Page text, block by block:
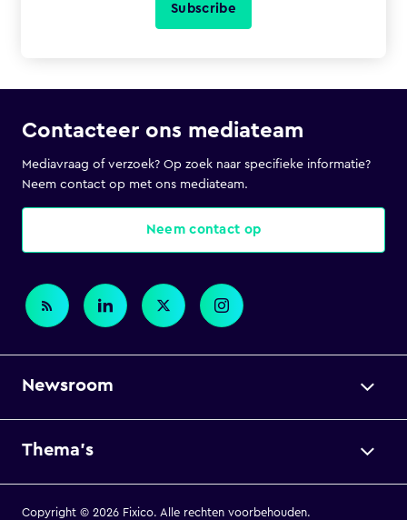
Subscribe
Contacteer ons mediateam
Mediavraag of verzoek? Op zoek naar specifieke informatie?
Neem contact op met ons mediateam.
Neem contact op
Newsroom
Thema's
Copyright © 2026 Fixico. Alle rechten voorbehouden.